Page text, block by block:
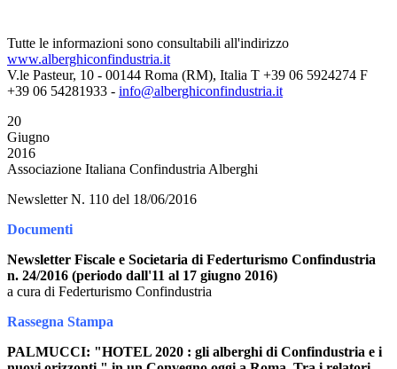
Tutte le informazioni sono consultabili all'indirizzo
www.alberghiconfindustria.it
V.le Pasteur, 10 - 00144 Roma (RM), Italia T +39 06 5924274 F
+39 06 54281933 - info@alberghiconfindustria.it
20
Giugno
2016
Associazione Italiana Confindustria Alberghi
Newsletter N. 110 del 18/06/2016
Documenti
Newsletter Fiscale e Societaria di Federturismo Confindustria
n. 24/2016 (periodo dall'11 al 17 giugno 2016)
a cura di Federturismo Confindustria
Rassegna Stampa
PALMUCCI: "HOTEL 2020 : gli alberghi di Confindustria e i